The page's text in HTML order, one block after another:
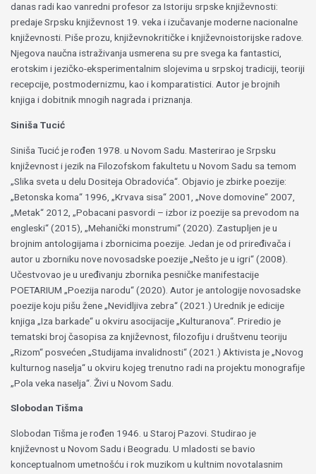
danas radi kao vanredni profesor za Istoriju srpske književnosti:
predaje Srpsku književnost 19. veka i izučavanje moderne nacionalne
književnosti. Piše prozu, književnokritičke i književnoistorijske radove.
Njegova naučna istraživanja usmerena su pre svega ka fantastici,
erotskim i jezičko-eksperimentalnim slojevima u srpskoj tradiciji, teoriji
recepcije, postmodernizmu, kao i komparatistici. Autor je brojnih
knjiga i dobitnik mnogih nagrada i priznanja.
Siniša Tucić
Siniša Tucić je rođen 1978. u Novom Sadu. Masterirao je Srpsku
književnost i jezik na Filozofskom fakultetu u Novom Sadu sa temom
„Slika sveta u delu Dositeja Obradovića“. Objavio je zbirke poezije:
„Betonska koma“ 1996, „Krvava sisa“ 2001, „Nove domovine“ 2007,
„Metak“ 2012, „Pobacani pasvordi – izbor iz poezije sa prevodom na
engleski“ (2015), „Mehanički monstrumi“ (2020). Zastupljen je u
brojnim antologijama i zbornicima poezije. Jedan je od priređivača i
autor u zborniku nove novosadske poezije „Nešto je u igri“ (2008).
Učestvovao je u uređivanju zbornika pesničke manifestacije
POETARIUM „Poezija narodu“ (2020). Autor je antologije novosadske
poezije koju pišu žene „Nevidljiva zebra“ (2021.) Urednik je edicije
knjiga „Iza barkade“ u okviru asocijacije „Kulturanova“. Priredio je
tematski broj časopisa za književnost, filozofiju i društvenu teoriju
„Rizom“ posvećen „Studijama invalidnosti“ (2021.) Aktivista je „Novog
kulturnog naselja“ u okviru kojeg trenutno radi na projektu monografije
„Pola veka naselja“. Živi u Novom Sadu.
Slobodan Tišma
Slobodan Tišma je rođen 1946. u Staroj Pazovi. Studirao je
književnost u Novom Sadu i Beogradu. U mladosti se bavio
konceptualnom umetnošću i rok muzikom u kultnim novotalasnim